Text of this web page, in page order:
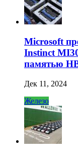
Microsoft
Instinct
памятью
Дек 11, 2024
Железо